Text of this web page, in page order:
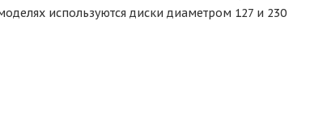
используются диски диаметром 127 и 230